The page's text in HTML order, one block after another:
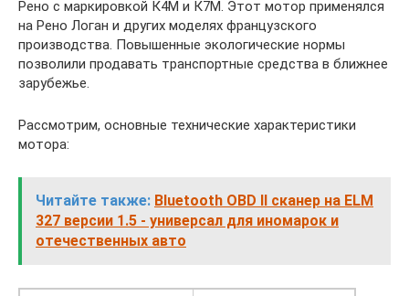
Рено с маркировкой К4М и К7М. Этот мотор применялся
на Рено Логан и других моделях французского
производства. Повышенные экологические нормы
позволили продавать транспортные средства в ближнее
зарубежье.
Рассмотрим, основные технические характеристики
мотора:
Читайте также: Bluetooth OBD II сканер на ELM
327 версии 1.5 - универсал для иномарок и
отечественных авто